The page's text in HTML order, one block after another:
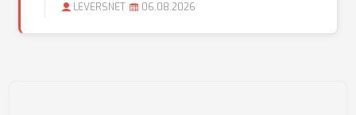
LEVERSNET 06.08.2026